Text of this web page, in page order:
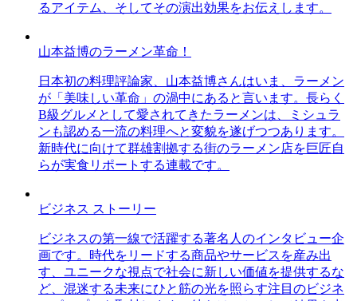
るアイテム、そしてその演出効果をお伝えします。
山本益博のラーメン革命！
日本初の料理評論家、山本益博さんはいま、ラーメン
が「美味しい革命」の渦中にあると言います。長らく
B級グルメとして愛されてきたラーメンは、ミシュラ
ンも認める一流の料理へと変貌を遂げつつあります。
新時代に向けて群雄割拠する街のラーメン店を巨匠自
らが実食リポートする連載です。
ビジネス ストーリー
ビジネスの第一線で活躍する著名人のインタビュー企
画です。時代をリードする商品やサービスを産み出
す、ユニークな視点で社会に新しい価値を提供するな
ど、混迷する未来にひと筋の光を照らす注目のビジネ